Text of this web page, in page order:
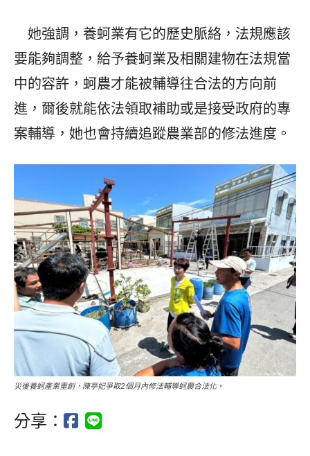
她強調，養蚵業有它的歷史脈絡，法規應該
要能夠調整，給予養蚵業及相關建物在法規當
中的容許，蚵農才能被輔導往合法的方向前
進，爾後就能依法領取補助或是接受政府的專
案輔導，她也會持續追蹤農業部的修法進度。
災後養蚵產業重創，陳亭妃爭取2個月內修法輔導蚵農合法化。
分享：